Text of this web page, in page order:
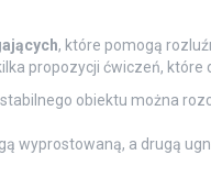
, które pomogą
propozycji ćwiczeń,
obiektu można
wyprostowaną, a drugą